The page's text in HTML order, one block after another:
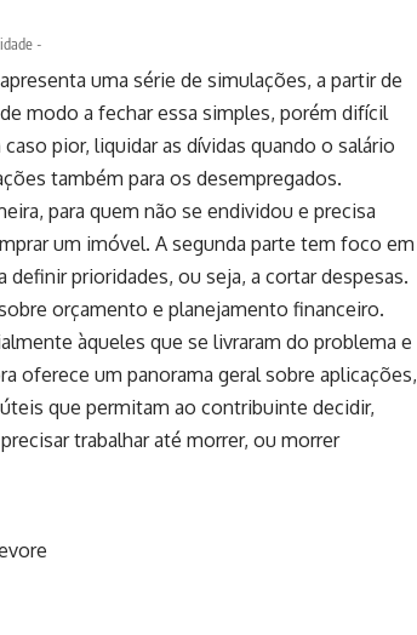
-
uma série de simulações, a partir de
modo a fechar essa simples, porém difícil
pior, liquidar as dívidas quando o salário
também para os desempregados.
para quem não se endividou e precisa
um imóvel. A segunda parte tem foco em
definir prioridades, ou seja, a cortar despesas.
orçamento e planejamento financeiro.
àqueles que se livraram do problema e
oferece um panorama geral sobre aplicações,
que permitam ao contribuinte decidir,
trabalhar até morrer, ou morrer